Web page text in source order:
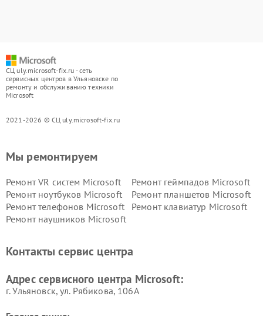
СЦ uly.microsoft-fix.ru - сеть
сервисных центров в Ульяновске по
ремонту и обслуживанию техники
Microsoft
2021-2026 © СЦ uly.microsoft-fix.ru
Мы ремонтируем
Ремонт VR систем Microsoft
Ремонт геймпадов Microsoft
Ремонт ноутбуков Microsoft
Ремонт планшетов Microsoft
Ремонт телефонов Microsoft
Ремонт клавиатур Microsoft
Ремонт наушников Microsoft
Контакты сервис центра
Адрес сервисного центра Microsoft:
г. Ульяновск, ул. Рябикова, 106А